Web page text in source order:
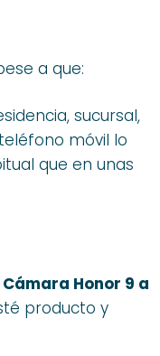
a que:
sucursal,
móvil lo
que en unas
Honor 9 a
producto y